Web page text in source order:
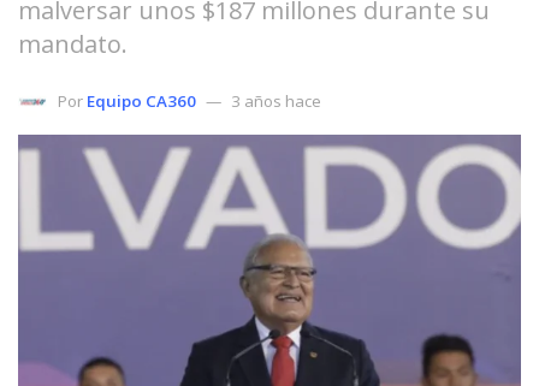
malversar unos $187 millones durante su
mandato.
Por Equipo CA360 3 años hace